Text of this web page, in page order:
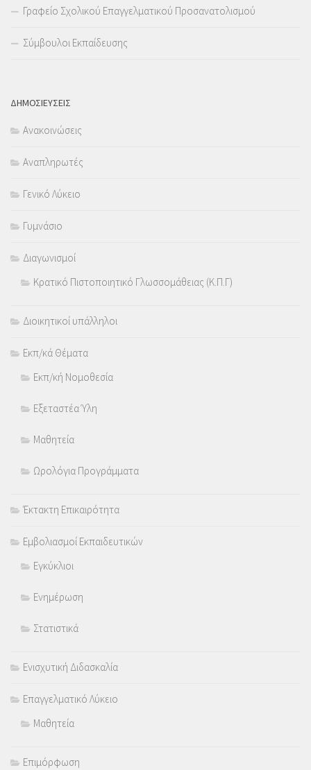
Γραφείο Σχολικού Επαγγελματικού Προσανατολισμού
Σύμβουλοι Εκπαίδευσης
ΔΗΜΟΣΙΕΥΣΕΙΣ
Ανακοινώσεις
Αναπληρωτές
Γενικό Λύκειο
Γυμνάσιο
Διαγωνισμοί
Κρατικό Πιστοποιητικό Γλωσσομάθειας (Κ.Π.Γ)
Διοικητικοί υπάλληλοι
Εκπ/κά Θέματα
Εκπ/κή Νομοθεσία
Εξεταστέα Ύλη
Μαθητεία
Ωρολόγια Προγράμματα
Έκτακτη Επικαιρότητα
Εμβολιασμοί Εκπαιδευτικών
Εγκύκλιοι
Ενημέρωση
Στατιστικά
Ενισχυτική Διδασκαλία
Επαγγελματικό Λύκειο
Μαθητεία
Επιμόρφωση